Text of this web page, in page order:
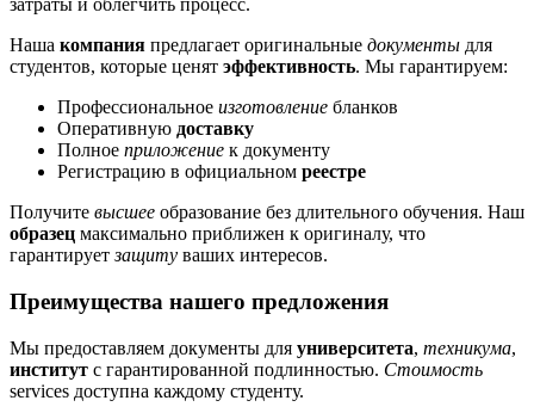
затраты и облегчить процесс.
Наша компания предлагает оригинальные документы для
студентов, которые ценят эффективность. Мы гарантируем:
Профессиональное изготовление бланков
Оперативную доставку
Полное приложение к документу
Регистрацию в официальном реестре
Получите высшее образование без длительного обучения. Наш
образец максимально приближен к оригиналу, что
гарантируетзащиту ваших интересов.
Преимущества нашего предложения
Мы предоставляем документы для университета, техникума,
институт с гарантированной подлинностью. Стоимость
services доступна каждому студенту.